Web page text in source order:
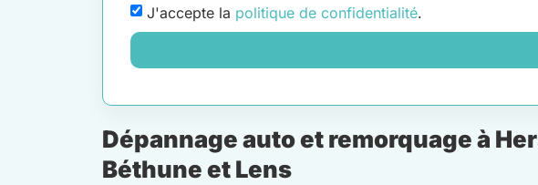
J'accepte la politique de confidentialité.
Dépannage auto et remorquage à
Béthune et Lens